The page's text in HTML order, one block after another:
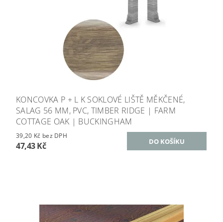
KONCOVKA P + L K SOKLOVÉ LIŠTĚ MĚKČENÉ,
SALAG 56 MM, PVC, TIMBER RIDGE | FARM
COTTAGE OAK | BUCKINGHAM
39,20 Kč bez DPH
47,43 Kč